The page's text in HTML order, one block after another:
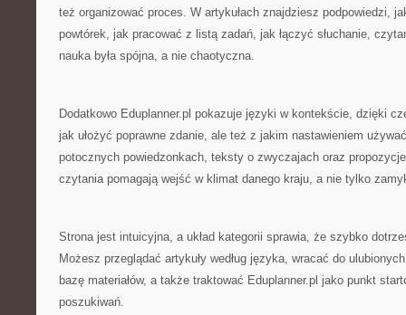
też organizować proces. W artykułach znajdziesz podpowiedzi,
powtórek, jak pracować z listą zadań, jak łączyć słuchanie,
nauka była spójna, a nie chaotyczna.
Dodatkowo Eduplanner.pl pokazuje języki w kontekście, dzięki
jak ułożyć poprawne zdanie, ale też z jakim nastawieniem
potocznych powiedzonkach, teksty o zwyczajach oraz
czytania pomagają wejść w klimat danego kraju, a nie tylko
Strona jest intuicyjna, a układ kategorii sprawia, że szybko
Możesz przeglądać artykuły według języka, wracać do
bazę materiałów, a także traktować Eduplanner.pl jako punkt
poszukiwań.